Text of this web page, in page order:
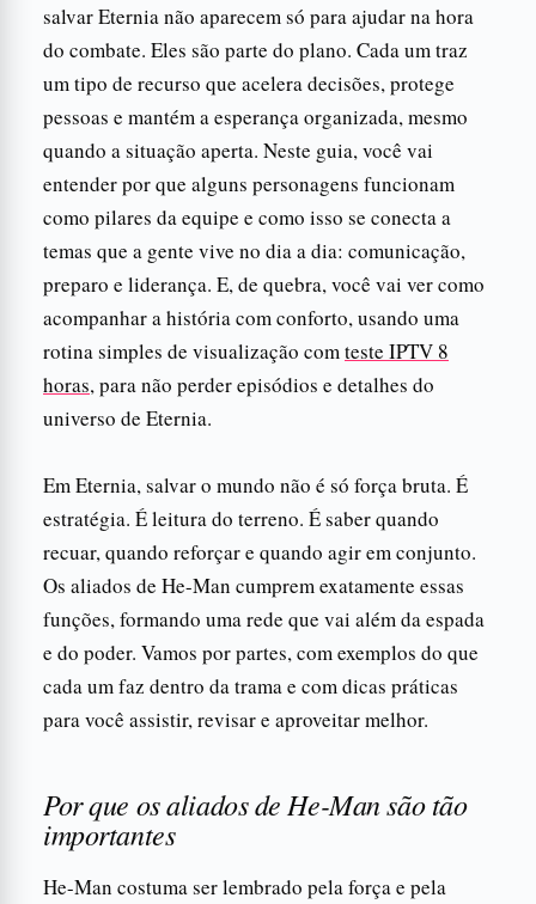
salvar Eternia não aparecem só para ajudar na hora
do combate. Eles são parte do plano. Cada um traz
um tipo de recurso que acelera decisões, protege
pessoas e mantém a esperança organizada, mesmo
quando a situação aperta. Neste guia, você vai
entender por que alguns personagens funcionam
como pilares da equipe e como isso se conecta a
temas que a gente vive no dia a dia: comunicação,
preparo e liderança. E, de quebra, você vai ver como
acompanhar a história com conforto, usando uma
rotina simples de visualização comteste IPTV 8
horas, para não perder episódios e detalhes do
universo de Eternia.
Em Eternia, salvar o mundo não é só força bruta. É
estratégia. É leitura do terreno. É saber quando
recuar, quando reforçar e quando agir em conjunto.
Os aliados de He-Man cumprem exatamente essas
funções, formando uma rede que vai além da espada
e do poder. Vamos por partes, com exemplos do que
cada um faz dentro da trama e com dicas práticas
para você assistir, revisar e aproveitar melhor.
Por que os aliados de He-Man são tão
importantes
He-Man costuma ser lembrado pela força e pela